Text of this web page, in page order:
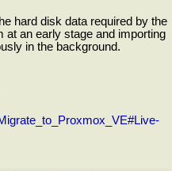
hard disk data required by the
at an early stage and importing
in the background.